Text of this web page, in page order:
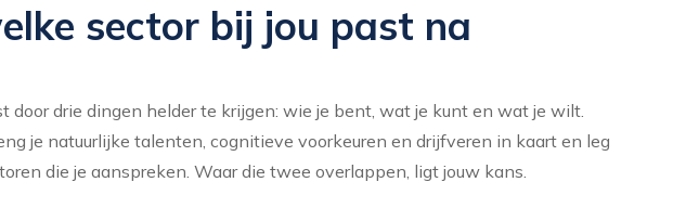
sector bij jou past na
door drie dingen helder te krijgen: wie je bent, wat je kunt en wat je wilt.
je natuurlijke talenten, cognitieve voorkeuren en drijfveren in kaart en leg
die je aanspreken. Waar die twee overlappen, ligt jouw kans.